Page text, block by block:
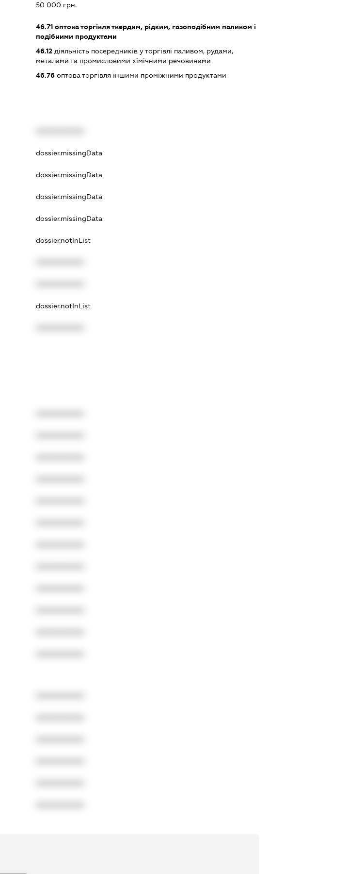
50 000 грн.
46.71оптова торгівля твердим, рідким, газоподібним паливом і
подібними продуктами
46.12діяльність посередників у торгівлі паливом, рудами,
металами та промисловими хімічними речовинами
46.76оптова торгівля іншими проміжними продуктами
dossier.missingData
dossier.missingData
dossier.missingData
dossier.missingData
dossier.notInList
dossier.notInList